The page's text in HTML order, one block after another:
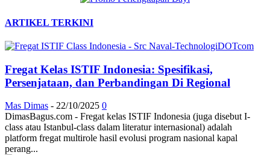
ARTIKEL TERKINI
Fregat Kelas ISTIF Indonesia: Spesifikasi,
Persenjataan, dan Perbandingan Di Regional
Mas Dimas - 22/10/2025 0
DimasBagus.com - Fregat kelas ISTIF Indonesia (juga disebut I-
class atau Istanbul-class dalam literatur internasional) adalah
platform fregat multirole hasil evolusi program nasional kapal
perang...